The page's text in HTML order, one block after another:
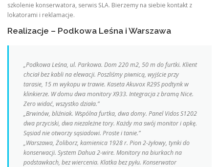
szkolenie konserwatora, serwis SLA. Bierzemy na siebie kontakt z
lokatorami i reklamacje.
Realizacje – Podkowa Leśna i Warszawa
„Podkowa Leśna, ul. Parkowa. Dom 220 m2, 50 m do furtki. Klient
chciał bez kabli na elewacji. Poszliśmy piwnicą, wyjście przy
tarasie, 15 m wykopu w trawie. Kaseta Akuvox R29S podtynk w
klinkierze. W domu dwa monitory X933. Integracja z bramą Nice.
Zero widać, wszystko działa.”
„Brwinów, bliźniak. Wspólna furtka, dwa domy. Panel Vidos S1202
dwa przyciski, dwa niezależne tory. Każdy ma swój monitor i apkę.
Sąsiad nie otworzy sąsiadowi. Proste i tanie.”
„Warszawa, Żoliborz, kamienica 1928 r. Pion 2-żyłowy, tynki do
konserwacji. System Dahua 2-wire. Monitory na biurkach na
podstawkach, bez wiercenia. Klatka bez pyłu. Konserwator